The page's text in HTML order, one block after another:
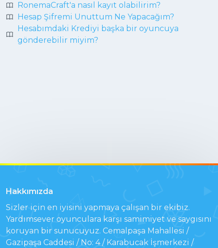
RonemaCraft'a nasıl kayıt olabilirim?
Hesap Şifremi Unuttum Ne Yapacağım?
Hesabımdaki Krediyi başka bir oyuncuya
gönderebilir miyim?
Hakkımızda
Sizler için en iyisini yapmaya çalışan bir ekibiz.
Yardımsever oyunculara karşı samimiyet ve saygısını
koruyan bir sunucuyuz. Cemalpaşa Mahallesi /
Gazipaşa Caddesi / No: 4 / Karabucak İşmerkezi /